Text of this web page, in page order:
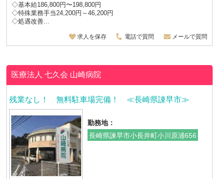
◇基本給186,800円〜198,800円
◇特殊業務手当24,200円～46,200円
◇処遇改善...
求人を保存 電話で質問 メールで質問
医療法人 七久会 山崎病院
残業なし！ 無料駐車場完備！ ≪長崎県諌早市≫
勤務地：
長崎県諫早市小長井町小川原浦656